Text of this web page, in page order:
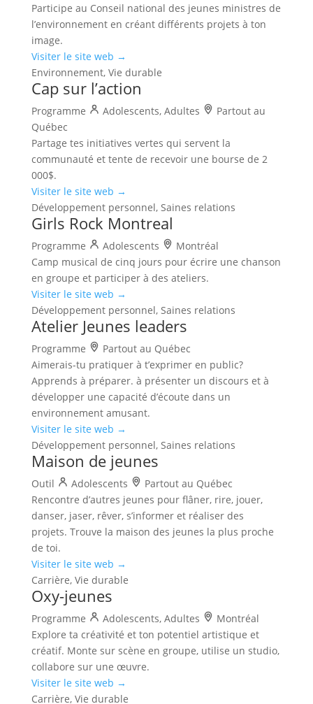
Participe au Conseil national des jeunes ministres de
l’environnement en créant différents projets à ton
image.
Visiter le site web →
Environnement, Vie durable
Cap sur l’action
Programme Adolescents, Adultes
Partout au
Québec
Partage tes initiatives vertes qui servent la
communauté et tente de recevoir une bourse de 2
000$.
Visiter le site web →
Développement personnel, Saines relations
Girls Rock Montreal
Programme Adolescents
Montréal
Camp musical de cinq jours pour écrire une chanson
en groupe et participer à des ateliers.
Visiter le site web →
Développement personnel, Saines relations
Atelier Jeunes leaders
Programme
Partout au Québec
Aimerais-tu pratiquer à t’exprimer en public?
Apprends à préparer. à présenter un discours et à
développer une capacité d’écoute dans un
environnement amusant.
Visiter le site web →
Développement personnel, Saines relations
Maison de jeunes
Outil Adolescents
Partout au Québec
Rencontre d’autres jeunes pour flâner, rire, jouer,
danser, jaser, rêver, s’informer et réaliser des
projets. Trouve la maison des jeunes la plus proche
de toi.
Visiter le site web →
Carrière, Vie durable
Oxy-jeunes
Programme Adolescents, Adultes
Montréal
Explore ta créativité et ton potentiel artistique et
créatif. Monte sur scène en groupe, utilise un studio,
collabore sur une œuvre.
Visiter le site web →
Carrière, Vie durable